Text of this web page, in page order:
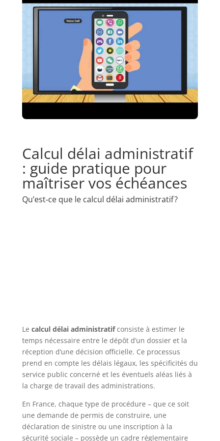
Calcul délai administratif
: guide pratique pour
maîtriser vos échéances
Qu’est‑ce que le calcul délai administratif ?
Le calcul délai administratifconsiste à estimer le
temps nécessaire entre le dépôt d’un dossier et la
réception d’une décision officielle. Ce processus
prend en compte les délais légaux, les spécificités du
service public concerné et les éventuels aléas liés à
la charge de travail des administrations.
En France, chaque type de procédure – que ce soit
une demande de permis de construire, une
déclaration de sinistre ou une inscription à la
sécurité sociale – possède un cadre réglementaire